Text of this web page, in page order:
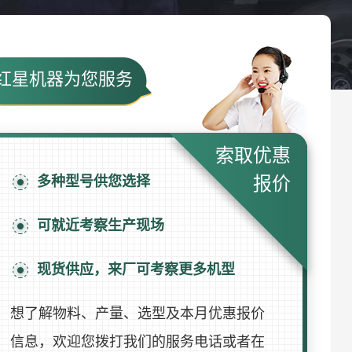
多种型号供您选择
可就近考察生产现场
现货供应，来厂可考察更多机型
想了解物料、产量、选型及本月优惠报价
信息，欢迎您拨打我们的服务电话或者在
星机器为您服务
索取优惠
报价